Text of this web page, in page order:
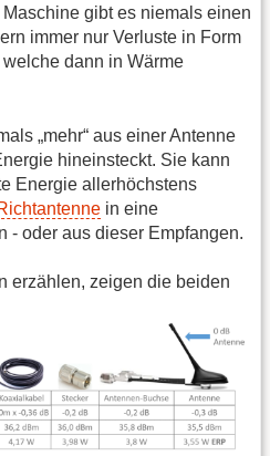
gibt es niemals einen
immer nur Verluste in Form
dann in Wärme
„mehr“ aus einer Antenne
hineinsteckt. Sie kann
Energie allerhöchstens
in eine
- oder aus dieser Empfangen.
erzählen, zeigen die beiden